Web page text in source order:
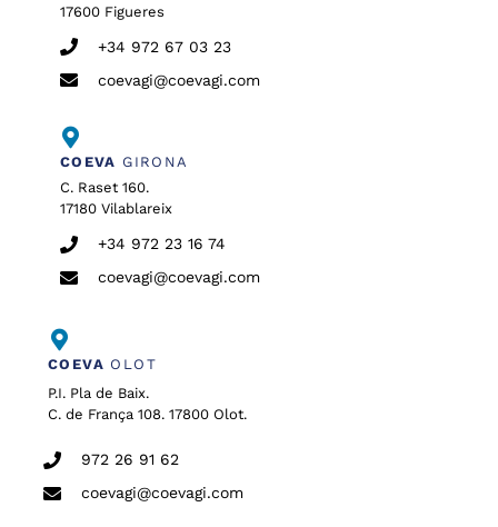
17600 Figueres
+34 972 67 03 23
coevagi@coevagi.com
COEVA GIRONA
C. Raset 160.
17180 Vilablareix
+34 972 23 16 74
coevagi@coevagi.com
COEVA OLOT
P.I. Pla de Baix.
C. de França 108. 17800 Olot.
972 26 91 62
coevagi@coevagi.com